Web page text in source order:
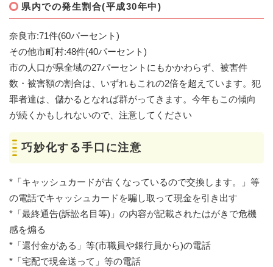
県内での発生割合(平成30年中)
奈良市:71件(60パーセント)
その他市町村:48件(40パーセント)
市の人口が県全域の27パーセントにもかかわらず、被害件
数・被害額の割合は、いずれもこれの2倍を超えています。犯
罪者達は、儲かるとなれば群がってきます。今年もこの傾向
が続くかもしれないので、注意してください
巧妙化する手口に注意
*「キャッシュカードが古くなっているので交換します。」等
の電話でキャッシュカードを騙し取って現金を引き出す
*「最終通告(訴訟名目等)」の内容が記載されたはがきで危機
感を煽る
*「還付金がある」等(市職員や銀行員から)の電話
*「宅配で現金送って」等の電話